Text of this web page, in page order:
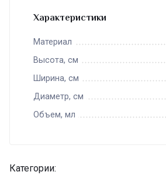
Характеристики
Материал
Высота, см
Ширина, см
Диаметр, см
Объем, мл
Категории: